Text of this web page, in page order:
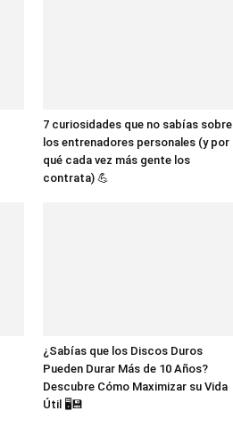
7 curiosidades que no sabías sobre
los entrenadores personales (y por
qué cada vez más gente los
contrata) 💪
¿Sabías que los Discos Duros
Pueden Durar Más de 10 Años?
Descubre Cómo Maximizar su Vida
Útil 🖥️💾